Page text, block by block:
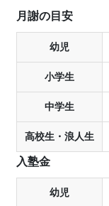
月謝の目安
幼児
小学生
中学生
高校生・浪人生
入塾金
幼児